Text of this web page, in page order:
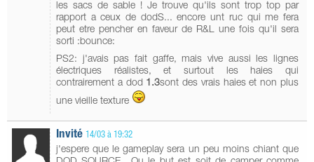
les sacs de sable ! Je trouve qu'ils sont trop top par
rapport a ceux de dodS... encore unt ruc qui me fera
peut etre pencher en faveur de R&L une fois qu'il sera
sorti :bounce:
PS2: j'avais pas fait gaffe, mais vive aussi les lignes
électriques réalistes, et surtout les haies qui
contrairement a dod 1.3sont des vrais haies et non plus
une vieille texture
Invité 14/03 à 19:32
j'espere que le gameplay sera un peu moins chiant que